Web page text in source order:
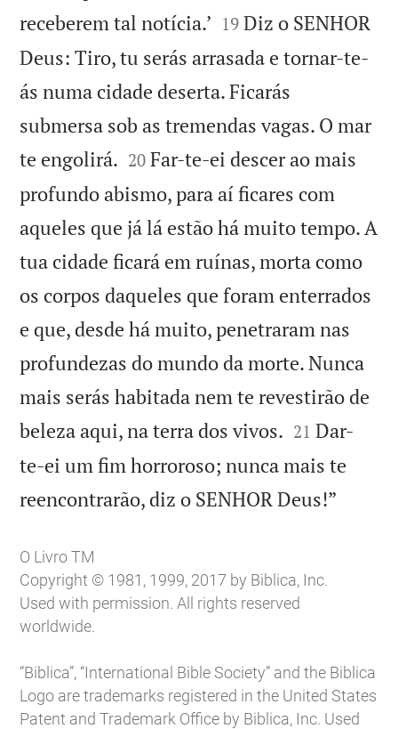
receberem tal notícia.’ 

19 Diz o SENHOR
Deus: Tiro, tu serás arrasada e tornar-te-
ás numa cidade deserta. Ficarás
submersa sob as tremendas vagas. O mar
te engolirá. 

20 Far-te-ei descer ao mais
profundo abismo, para aí ficares com
aqueles que já lá estão há muito tempo. A
tua cidade ficará em ruínas, morta como
os corpos daqueles que foram enterrados
e que, desde há muito, penetraram nas
profundezas do mundo da morte. Nunca
mais serás habitada nem te revestirão de
beleza aqui, na terra dos vivos. 

21 Dar-
te-ei um fim horroroso; nunca mais te
reencontrarão, diz o SENHOR Deus!”
O Livro TM
Copyright © 1981, 1999, 2017 by Biblica, Inc.
Used with permission. All rights reserved
worldwide.
“Biblica”, “International Bible Society” and the Biblica
Logo are trademarks registered in the United States
Patent and Trademark Office by Biblica, Inc. Used